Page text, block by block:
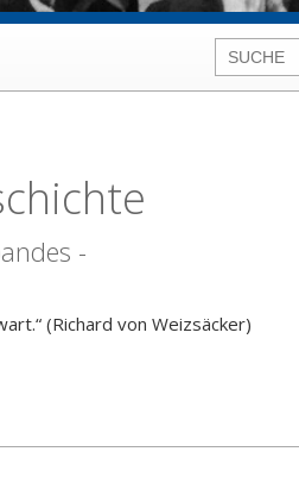
-
(Richard von Weizsäcker)